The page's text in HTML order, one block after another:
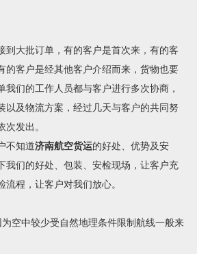
到大批订单，有的客户是首次来，有的客
的客户是经其他客户介绍而来，货物也要
我们的工作人员都与客户进行多次协商，
以及物流方案，经过几天与客户的共同努
发出。
不知道济南航空货运的好处、优势及安
我们的好处、包装、安检现场，让客户充
程，让客户对我们放心。
空中较少受自然地理条件限制航线一般来